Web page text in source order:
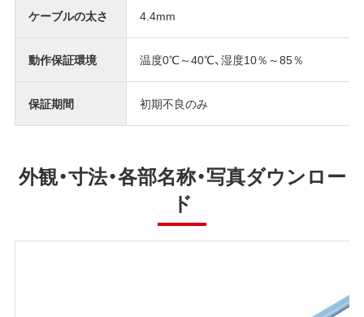
ケーブルの太さ 4.4mm
動作保証環境 温度0℃～40℃、湿度10％～85％
保証期間 初期不良のみ
外観・寸法・各部名称・写真ダウンロー
ド